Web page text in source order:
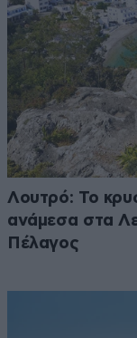
Λουτρό: Το
ανάμεσα στα
Πέλαγος